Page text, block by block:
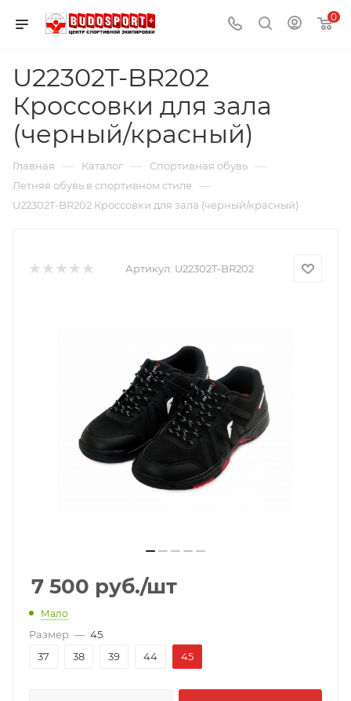
0
U22302T-BR202
Кроссовки для зала
(черный/красный)
Главная — Каталог — Спортивная обувь —
Летняя обувь в спортивном стиле —
U22302T-BR202 Кроссовки для зала (черный/красный)
Артикул: U22302T-BR202
7 500 руб./шт
Мало
Размер — 45
37
38 39 44 45